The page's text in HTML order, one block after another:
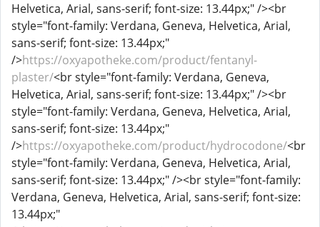
Helvetica, Arial, sans-serif; font-size: 13.44px;" /><br
style="font-family: Verdana, Geneva, Helvetica, Arial,
sans-serif; font-size: 13.44px;"
/>https://oxyapotheke.com/product/fentanyl-
plaster/<br style="font-family: Verdana, Geneva,
Helvetica, Arial, sans-serif; font-size: 13.44px;" /><br
style="font-family: Verdana, Geneva, Helvetica, Arial,
sans-serif; font-size: 13.44px;"
/>https://oxyapotheke.com/product/hydrocodone/<br
style="font-family: Verdana, Geneva, Helvetica, Arial,
sans-serif; font-size: 13.44px;" /><br style="font-family:
Verdana, Geneva, Helvetica, Arial, sans-serif; font-size:
13.44px;"